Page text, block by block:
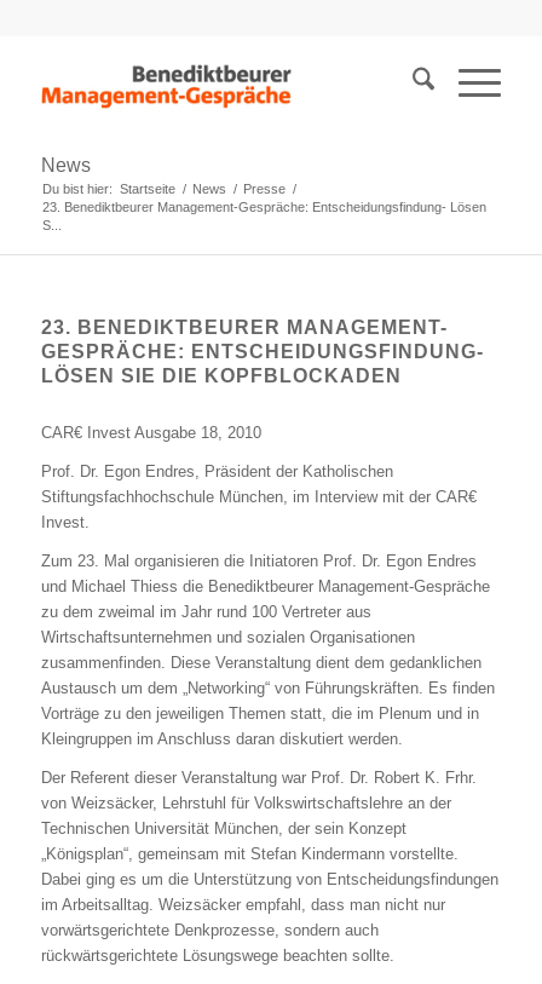
News
Du bist hier: Startseite / News / Presse /
23. Benediktbeurer Management-Gespräche: Entscheidungsfindung- Lösen
S...
23. BENEDIKTBEURER MANAGEMENT-
GESPRÄCHE: ENTSCHEIDUNGSFINDUNG-
LÖSEN SIE DIE KOPFBLOCKADEN
CAR€ Invest Ausgabe 18, 2010
Prof. Dr. Egon Endres, Präsident der Katholischen
Stiftungsfachhochschule München, im Interview mit der CAR€
Invest.
Zum 23. Mal organisieren die Initiatoren Prof. Dr. Egon Endres
und Michael Thiess die Benediktbeurer Management-Gespräche
zu dem zweimal im Jahr rund 100 Vertreter aus
Wirtschaftsunternehmen und sozialen Organisationen
zusammenfinden. Diese Veranstaltung dient dem gedanklichen
Austausch um dem „Networking“ von Führungskräften. Es finden
Vorträge zu den jeweiligen Themen statt, die im Plenum und in
Kleingruppen im Anschluss daran diskutiert werden.
Der Referent dieser Veranstaltung war Prof. Dr. Robert K. Frhr.
von Weizsäcker, Lehrstuhl für Volkswirtschaftslehre an der
Technischen Universität München, der sein Konzept
„Königsplan“, gemeinsam mit Stefan Kindermann vorstellte.
Dabei ging es um die Unterstützung von Entscheidungsfindungen
im Arbeitsalltag. Weizsäcker empfahl, dass man nicht nur
vorwärtsgerichtete Denkprozesse, sondern auch
rückwärtsgerichtete Lösungswege beachten sollte.